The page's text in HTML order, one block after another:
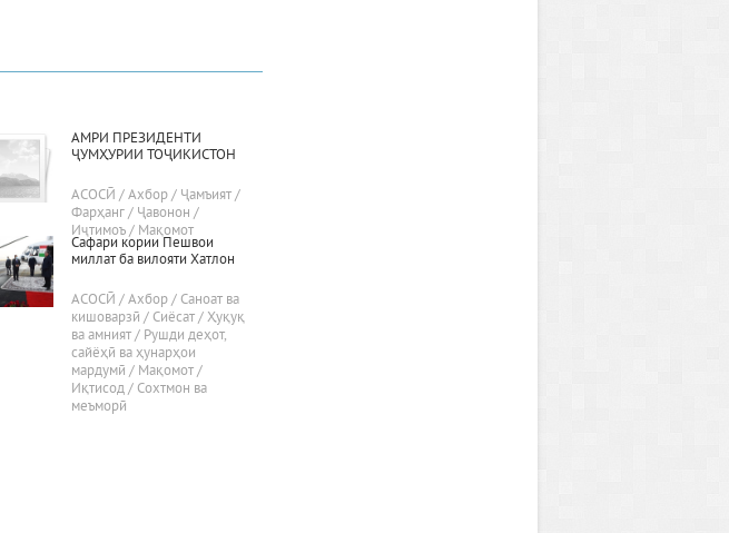
АМРИ ПРЕЗИДЕНТИ
ҶУМҲУРИИ ТОҶИКИСТОН
АСОСӢ / Ахбор / Ҷамъият /
Фарҳанг / Ҷавонон /
Иҷтимоъ / Мақомот
Сафари кории Пешвои
миллат ба вилояти Хатлон
АСОСӢ / Ахбор / Саноат ва
кишоварзӣ / Сиёсат / Ҳуқуқ
ва амният / Рушди деҳот,
сайёҳӣ ва ҳунарҳои
мардумӣ / Мақомот /
Иқтисод / Сохтмон ва
меъморӣ